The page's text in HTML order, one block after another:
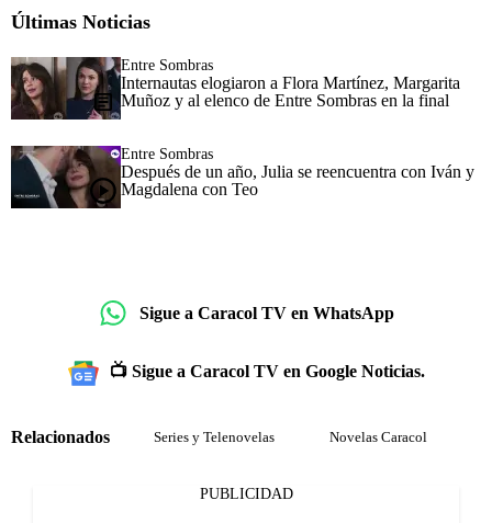
Últimas Noticias
Entre Sombras
Internautas elogiaron a Flora Martínez, Margarita
Muñoz y al elenco de Entre Sombras en la final
Entre Sombras
Después de un año, Julia se reencuentra con Iván y
Magdalena con Teo
Sigue a Caracol TV en WhatsApp
📺 Sigue a Caracol TV en Google Noticias.
Relacionados Series y Telenovelas Novelas Caracol
PUBLICIDAD